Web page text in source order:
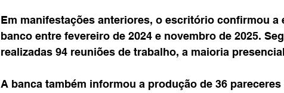
Em manifestações anteriores, o escritório confirmou
banco entre fevereiro de 2024 e novembro de 2025.
realizadas 94 reuniões de trabalho, a maioria
A banca também informou a produção de 36